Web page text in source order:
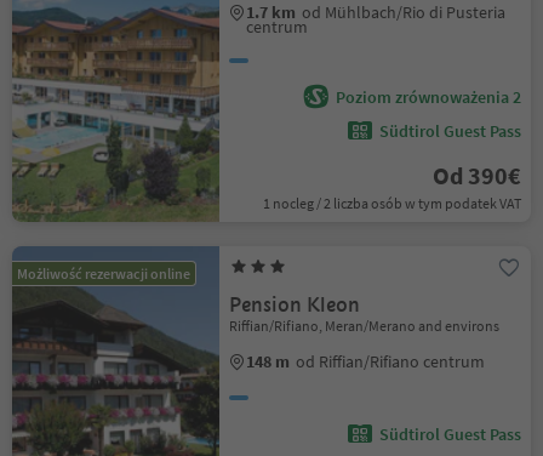
1.7 km od Mühlbach/Rio di Pusteria
centrum
Poziom zrównoważenia 2
Südtirol Guest Pass
Od 390€
1 nocleg / 2 liczba osób w tym podatek VAT
Możliwość rezerwacji online
Pension Kleon
Riffian/Rifiano, Meran/Merano and environs
148 m od Riffian/Rifiano centrum
Südtirol Guest Pass